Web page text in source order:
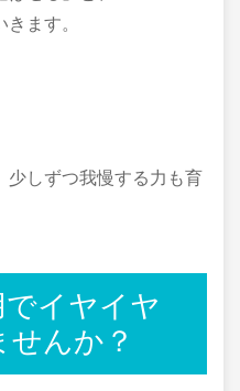
ます。
少しずつ我慢する力も育
イヤイヤ
んか？